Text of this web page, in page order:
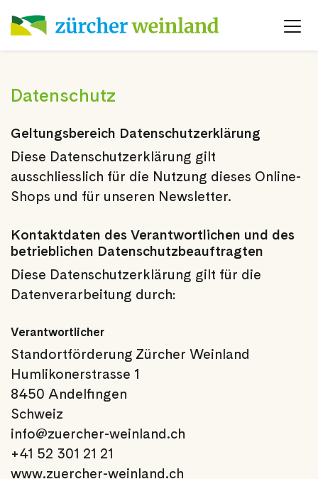
Datenschutz
Geltungsbereich Datenschutzerklärung
Diese Datenschutzerklärung gilt
ausschliesslich für die Nutzung dieses Online-
Shops und für unseren Newsletter.
Kontaktdaten des Verantwortlichen und des
betrieblichen Datenschutzbeauftragten
Diese Datenschutzerklärung gilt für die
Datenverarbeitung durch:
Verantwortlicher
Standortförderung Zürcher Weinland
Humlikonerstrasse 1
8450 Andelfingen
Schweiz
info@zuercher-weinland.ch
+41 52 301 21 21
www.zuercher-weinland.ch